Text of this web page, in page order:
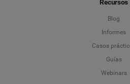
Recursos
Blog
Informes
Casos
Guías
Webinars